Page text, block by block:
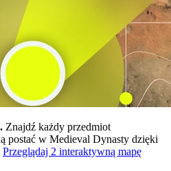
Znajdź każdy przedmiot
postać w Medieval Dynasty dzięki
Przeglądaj 2 interaktywną mapę